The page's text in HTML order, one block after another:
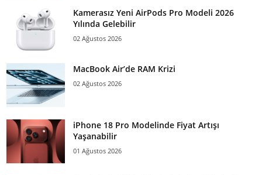
Kamerasız Yeni AirPods Pro Modeli 2026
Yılında Gelebilir
02 Ağustos 2026
MacBook Air’de RAM Krizi
02 Ağustos 2026
iPhone 18 Pro Modelinde Fiyat Artışı
Yaşanabilir
01 Ağustos 2026